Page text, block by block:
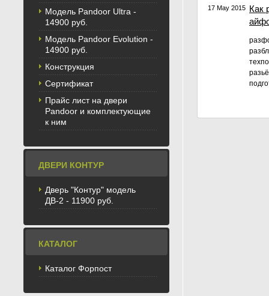
Модель Pandoor Ultra -
14900 руб.
Модель Pandoor Evolution -
14900 руб.
Конструкция
Сертификат
Прайс лист на двери
Pandoor и комплектующие
к ним
ДВЕРИ КОНТУР
Дверь "Контур" модель
ДВ-2 - 11900 руб.
КАТАЛОГ
Каталог Форпост
17 May 2015 Как